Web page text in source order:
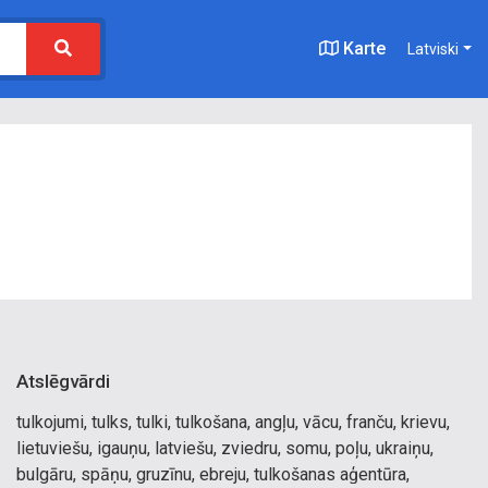
Karte Latviski
Atslēgvārdi
tulkojumi, tulks, tulki, tulkošana, angļu, vācu, franču, krievu,
lietuviešu, igauņu, latviešu, zviedru, somu, poļu, ukraiņu,
bulgāru, spāņu, gruzīnu, ebreju, tulkošanas aģentūra,